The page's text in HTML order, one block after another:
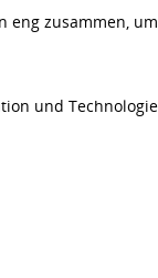
eng zusammen,
und Technologie